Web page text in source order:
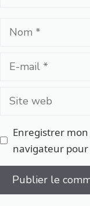
Nom
Site
Enregistrer
navigateur